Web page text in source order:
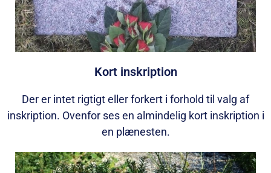
Kort inskription
Der er intet rigtigt eller forkert i forhold til valg af
inskription. Ovenfor ses en almindelig kort inskription i
en plænesten.